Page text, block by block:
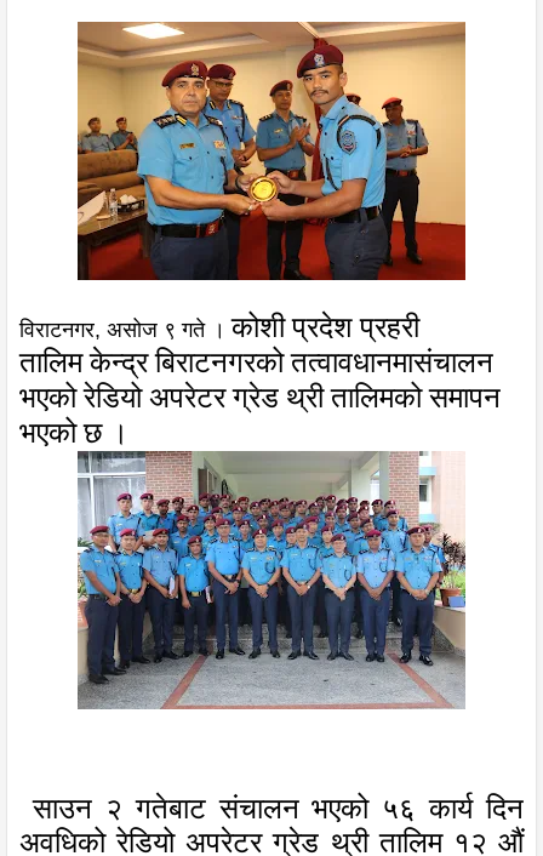
विराटनगर, असोज ९ गते । कोशी प्रदेश प्रहरी
तालिम केन्द्र बिराटनगरको तत्वावधानमासंचालन
भएकोरेडियो अपरेटर ग्रेड थ्री तालिमको समापन
भएको छ ।
साउन २ गतेबाटसंचालन भएको ५६ कार्य दिन
अवधिको रेडियो अपरेटर ग्रेड थ्री तालिम १२ औं